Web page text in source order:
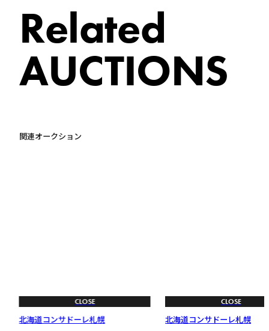
Related
AUCTIONS
関連オークション
CLOSE
北海道コンサドーレ札幌
CLOSE
北海道コンサドーレ札幌